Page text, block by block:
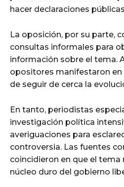
hacer declaraciones
La oposición, por su parte,
consultas informales para
información sobre el tema.
opositores manifestaron
de seguir de cerca la
En tanto, periodistas
investigación política
averiguaciones para
controversia. Las fuentes
coincidieron en que el tema
núcleo duro del gobierno